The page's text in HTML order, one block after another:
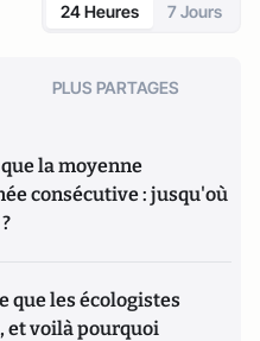
24 Heures 7 Jours
PLUS PARTAGES
la moyenne
consécutive : jusqu'où
que les écologistes
et voilà pourquoi